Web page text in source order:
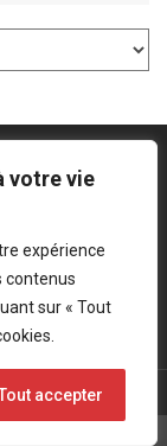
votre vie
expérience
contenus
sur « Tout
accepter